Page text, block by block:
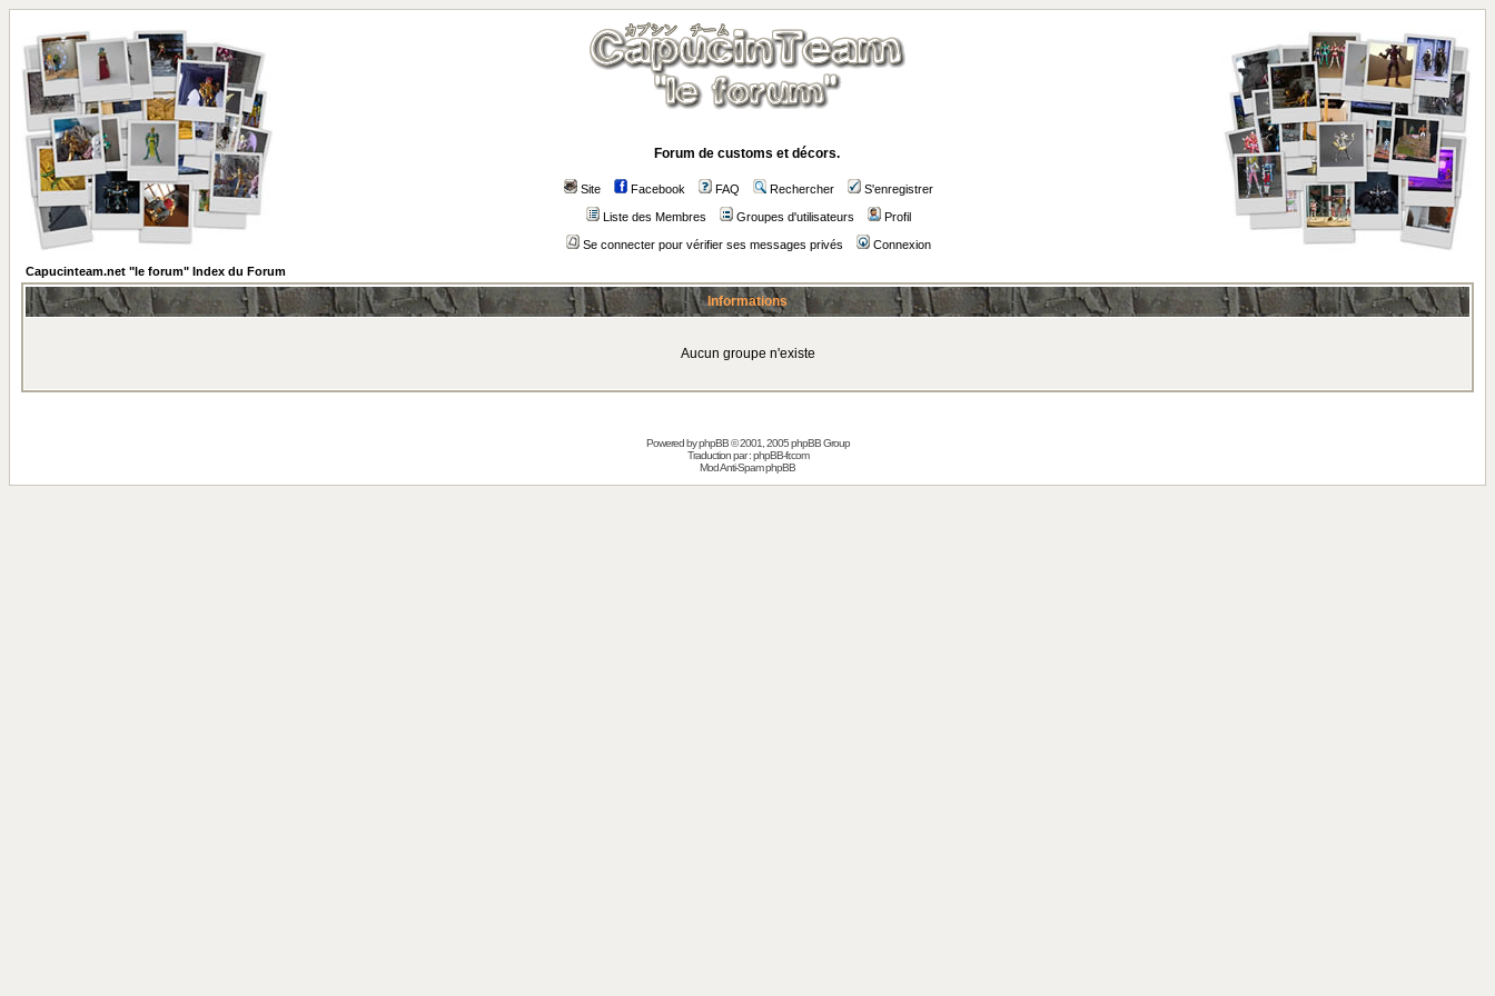
Forum de customs et décors.
Site Facebook FAQ Rechercher S'enregistrer
Liste des Membres Groupes d'utilisateurs Profil
Se connecter pour vérifier ses messages privés
Connexion
Capucinteam.net "le forum" Index du Forum
Informations
Aucun groupe n'existe
Powered byphpBB© 2001, 2005 phpBB Group
Traduction par :phpBB-fr.com
Mod Anti-Spam phpBB